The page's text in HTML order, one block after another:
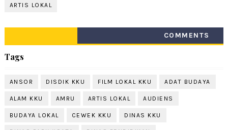
ARTIS LOKAL
COMMENTS
Tags
ANSOR DISDIK KKU FILM LOKAL KKU ADAT BUDAYA
ALAM KKU AMRU ARTIS LOKAL AUDIENS
BUDAYA LOKAL CEWEK KKU DINAS KKU